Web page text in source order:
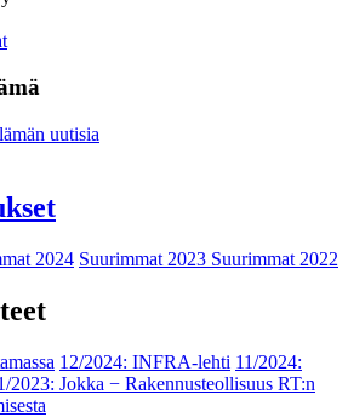
uutisia
2024 Suurimmat 2023 Suurimmat 2022
12/2024: INFRA-lehti 11/2024:
2023: Jokka − Rakennusteollisuus RT:n